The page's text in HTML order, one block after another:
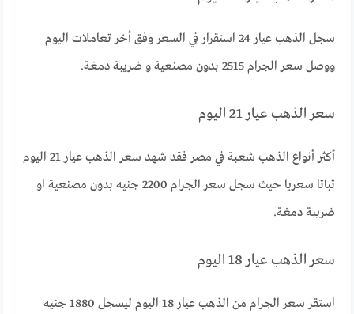
سجل الذهب عيار 24 استقرار في السعر وفق أخر تعاملات اليوم
ووصل سعر الجرام 2515 بدون مصنعية و ضريبة دمغة.
سعر الذهب عيار 21 اليوم
أكثر أنواع الذهب شعبة في مصر فقد شهد سعر الذهب عيار 21 اليوم
ثباتا سعريا حيث سجل سعر الجرام 2200 جنيه بدون مصنعية او
ضريبة دمغة.
سعر الذهب عيار 18 اليوم
استقر سعر الجرام من الذهب عيار 18 اليوم ليسجل 1880 جنيه